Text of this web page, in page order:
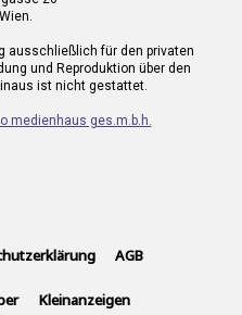
ausschließlich für den privaten
und Reproduktion über den
ist nicht gestattet.
medienhaus ges.m.b.h.
AGB
Kleinanzeigen